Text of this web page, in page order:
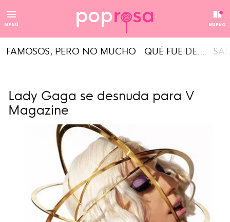
MENÚ NUEVO
FAMOSOS, PERO NO MUCHO QUÉ FUE DE...
Lady Gaga se desnuda para V
Magazine